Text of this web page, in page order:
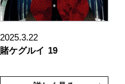
2025.3.22
賭ケグルイ 19